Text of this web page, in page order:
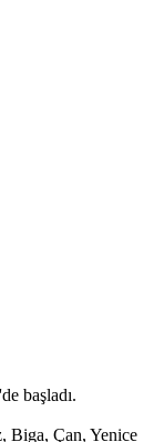
başladı.
Biga, Çan, Yenice